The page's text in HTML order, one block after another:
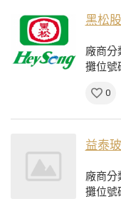
黑松
廠商分
攤位號
0
益泰
廠商分
攤位號